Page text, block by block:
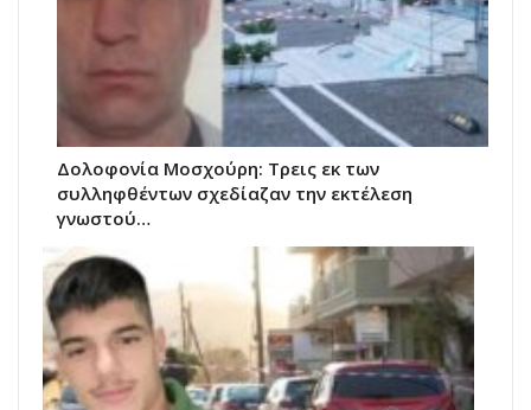
Δολοφονία Μοσχούρη: Τρεις εκ των
συλληφθέντων σχεδίαζαν την εκτέλεση
γνωστού…